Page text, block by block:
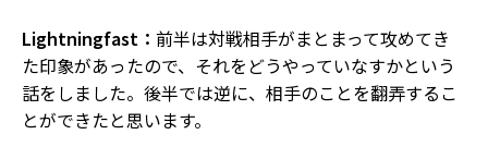
Lightningfast： 前半は対戦相手がまとまって攻めてき
た印象があったので、それをどうやっていなすかという
話をしました。後半では逆に、相手のことを翻弄するこ
とができたと思います。